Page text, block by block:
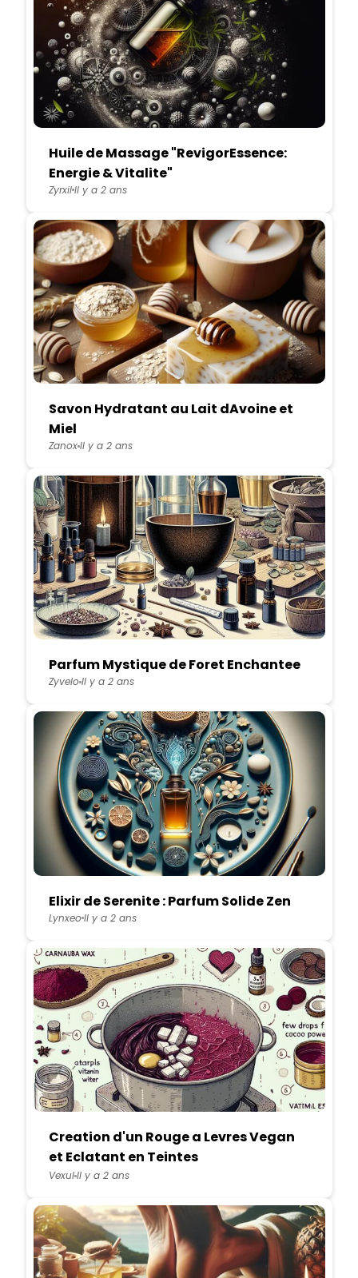
Huile de Massage "RevigorEssence:
Energie & Vitalite"
ZyrxilIl y a 2 ans
Savon Hydratant au Lait dAvoine et
Miel
ZanoxIl y a 2 ans
Parfum Mystique de Foret Enchantee
ZyveloIl y a 2 ans
Elixir de Serenite : Parfum Solide Zen
LynxeoIl y a 2 ans
Creation d'un Rouge a Levres Vegan
et Eclatant en Teintes
Personnalisables
VexulIl y a 2 ans